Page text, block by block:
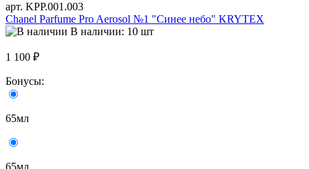
арт. KРР.001.003
Chanel Parfume Pro Aerosol №1 "Синее небо" KRYTEX
В наличии: 10 шт
1 100 ₽
Бонусы:
65мл